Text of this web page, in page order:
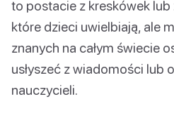
to postacie z kreskówek
które dzieci uwielbiają, ale
znanych na całym świecie
usłyszeć z wiadomości lub
nauczycieli.